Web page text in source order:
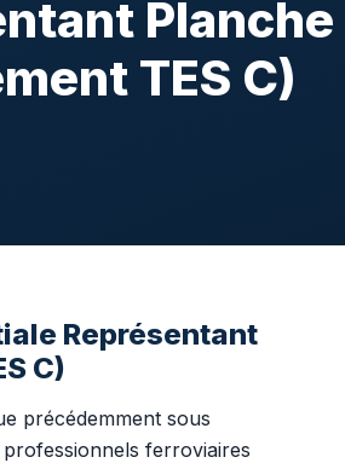
Planche
TES C)
Représentant
C)
précédemment sous
ferroviaires